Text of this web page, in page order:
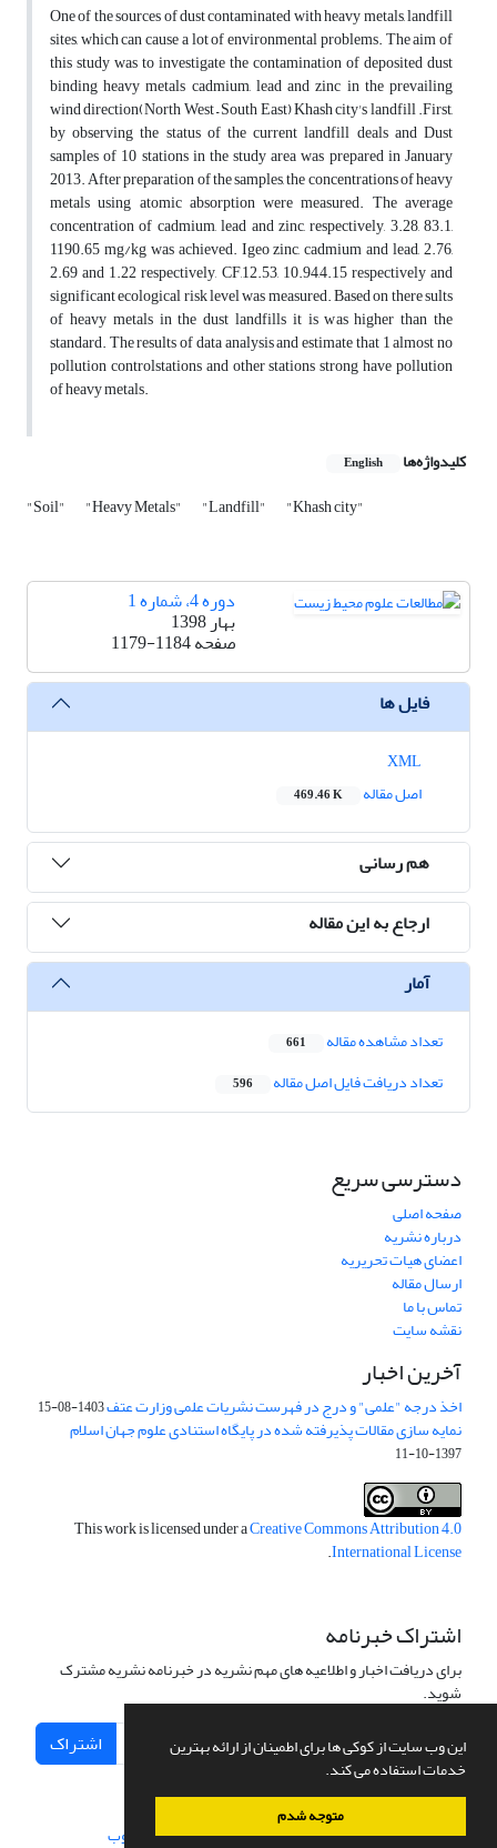
این وب سایت از کوکی ها برای اطمینان از ارائه بهترین
خدمات استفاده می کند.
متوجه شدم
One of the sources of dust contaminated with heavy metals, landfill
sites, which can cause a lot of environmental problems. The aim of
this study was to investigate the contamination of deposited dust
binding heavy metals cadmium, lead and zinc in the prevailing
wind direction(North West – South East) Khash city's landfill .First,
by observing the status of the current landfill deals and Dust
samples of 10 stations in the study area was prepared in January
2013. After preparation of the samples, the concentrations of heavy
metals using atomic absorption were measured. The average
concentration of cadmium, lead and zinc, respectively, 3.28, 83.1,
1190.65 mg/kg was achieved. Igeo zinc, cadmium and lead, 2.76,
2.69 and 1.22 respectively, CF,12.53, 10.94,4.15 respectively and
significant ecological risk level was measured. Based on there sults
of heavy metals in the dust landfills it is was higher than the
standard. The results of data analysis and estimate that 1 almost no
pollution controlstations and other stations strong have pollution
of heavy metals.
کلیدواژه‌ها English
"Soil" "Heavy Metals" "Landfill" "Khash city"
دوره 4، شماره 1
بهار 1398
صفحه1179-1184
فایل ها
اصل مقاله
469.46 K
هم رسانی
ارجاع به این مقاله
آمار
تعداد مشاهده مقاله 661
تعداد دریافت فایل اصل مقاله 596
دسترسی سریع
صفحه اصلی
درباره نشریه
اعضای هیات تحریریه
ارسال مقاله
تماس با ما
نقشه سایت
آخرین اخبار
اخذ درجه "علمی" و درج در فهرست نشریات علمی وزارت عتف1403-08-15
نمایه سازی مقالات پذیرفته شده در پایگاه استنادی علوم جهان اسلام
1397-10-11
This work is licensed under aCreative Commons Attribution 4.0
International License
.
اشتراک خبرنامه
برای دریافت اخبار و اطلاعیه های مهم نشریه در خبرنامه نشریه مشترک
شوید.
اشتراک
سامانه مدیریت نشریات علمی.طراحی و پیاده سازی از سیناوب